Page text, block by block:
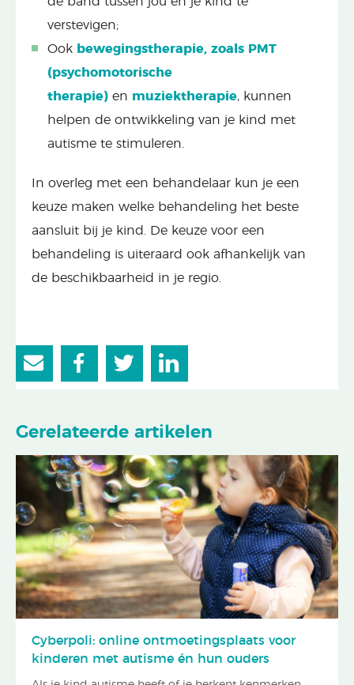
verstevigen;
Ook bewegingstherapie, zoals PMT
(psychomotorische
therapie) en muziektherapie, kunnen
helpen de ontwikkeling van je kind met
autisme te stimuleren.
In overleg met een behandelaar kun je een
keuze maken welke behandeling het beste
aansluit bij je kind. De keuze voor een
behandeling is uiteraard ook afhankelijk van
de beschikbaarheid in je regio.
Gerelateerde artikelen
Cyberpoli: online ontmoetingsplaats voor
kinderen met autisme én hun ouders